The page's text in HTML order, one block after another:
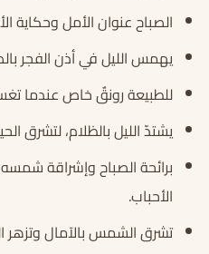
الصباح عنوان الأمل وحكاية
يهمس الليل في أذن الفجر
للطبيعة رونقٌ خاص عندما
يشتدّ الليل بالظلام، لتشرق
برائحة الصباح وإشراقة
الأحباب.
تشرق الشمس بالآمال وتزهر